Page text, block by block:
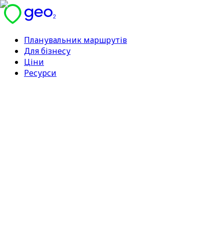
Планувальник маршрутів
Для бізнесу
Ціни
Ресурси